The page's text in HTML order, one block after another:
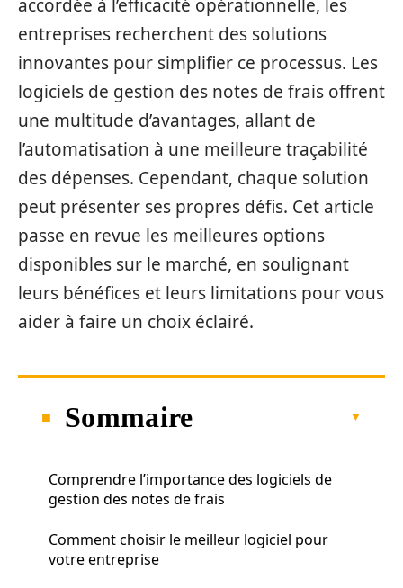
accordée à l’efficacité opérationnelle, les
entreprises recherchent des solutions
innovantes pour simplifier ce processus. Les
logiciels de gestion des notes de frais offrent
une multitude d’avantages, allant de
l’automatisation à une meilleure traçabilité
des dépenses. Cependant, chaque solution
peut présenter ses propres défis. Cet article
passe en revue les meilleures options
disponibles sur le marché, en soulignant
leurs bénéfices et leurs limitations pour vous
aider à faire un choix éclairé.
Sommaire
Comprendre l’importance des logiciels de
gestion des notes de frais
Comment choisir le meilleur logiciel pour
votre entreprise